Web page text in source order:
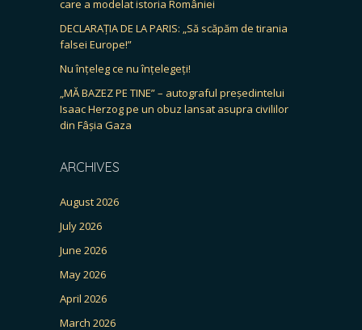
care a modelat istoria României
DECLARAȚIA DE LA PARIS: „Să scăpăm de tirania
falsei Europe!”
Nu înțeleg ce nu înțelegeți!
„MĂ BAZEZ PE TINE” – autograful președintelui
Isaac Herzog pe un obuz lansat asupra civililor
din Fâșia Gaza
ARCHIVES
August 2026
July 2026
June 2026
May 2026
April 2026
March 2026